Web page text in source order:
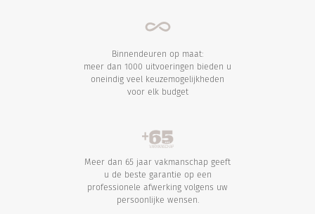
Binnendeuren op maat:
meer dan 1000 uitvoeringen bieden u
oneindig veel keuzemogelijkheden
voor elk budget
Meer dan 65 jaar vakmanschap geeft
u de beste garantie op een
professionele afwerking volgens uw
persoonlijke wensen.